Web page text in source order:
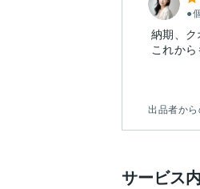
●
納期、ク
これから
出品者か
サービス